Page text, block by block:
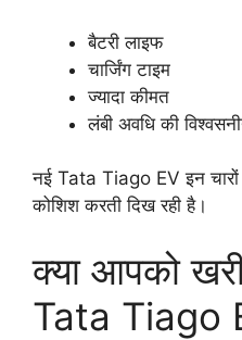
बैटरी लाइफ
चार्जिंग टाइम
ज्यादा कीमत
लंबी अवधि की
नई Tata Tiago EV इन
कोशिश करती दिख रही है।
क्या आपको
Tata Tiago